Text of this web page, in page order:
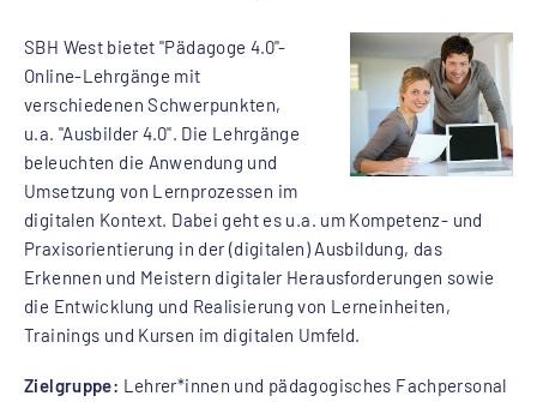
SBH West bietet "Pädagoge 4.0"-
Online-Lehrgänge mit
verschiedenen Schwerpunkten,
u.a. "Ausbilder 4.0". Die Lehrgänge
beleuchten die Anwendung und
Umsetzung von Lernprozessen im
digitalen Kontext. Dabei geht es u.a. um Kompetenz- und
Praxisorientierung in der (digitalen) Ausbildung, das
Erkennen und Meistern digitaler Herausforderungen sowie
die Entwicklung und Realisierung von Lerneinheiten,
Trainings und Kursen im digitalen Umfeld.
Zielgruppe: Lehrer*innen und pädagogisches Fachpersonal